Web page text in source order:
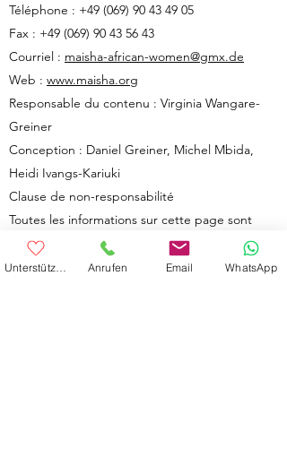
Téléphone : +49 (069) 90 43 49 05
Fax : +49 (069) 90 43 56 43
Courriel : maisha-african-women@gmx.de
Web : www.maisha.org
Responsable du contenu : Virginia Wangare-
Greiner
Conception : Daniel Greiner, Michel Mbida,
Heidi Ivangs-Kariuki
Clause de non-responsabilité
Toutes les informations sur cette page sont
sans garantie. Les informations présentes sur
ce site Internet peuvent changer à tout
Anrufen Email WhatsApp